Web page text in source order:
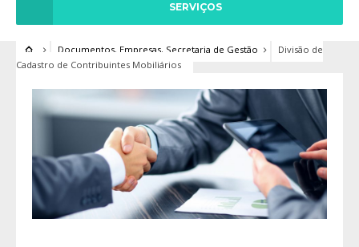
SERVIÇOS
Documentos, Empresas, Secretaria de Gestão
Divisão de
Cadastro de Contribuintes Mobiliários